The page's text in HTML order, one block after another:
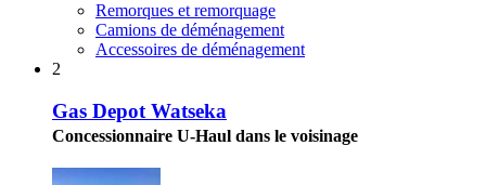
Remorques et remorquage
Camions de déménagement
Accessoires de déménagement
2
Gas Depot Watseka
Concessionnaire U-Haul dans le voisinage